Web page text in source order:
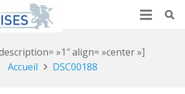
»1″ align= »center »]
Accueil
DSC00188